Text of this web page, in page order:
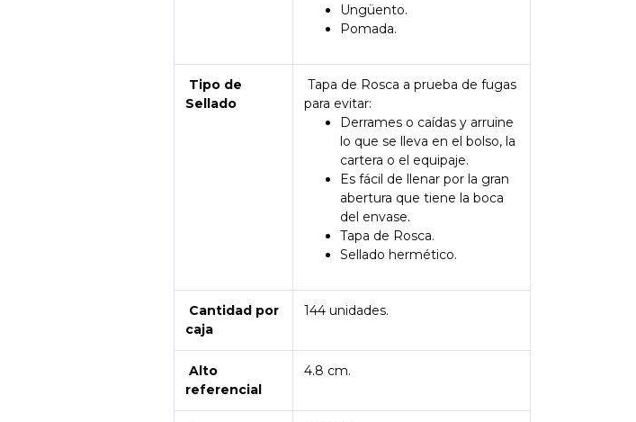
Ungüento.
Pomada.
Tipo de
Sellado
Tapa de Rosca a prueba de fugas
para evitar:
Derrames o caídas y arruine
lo que se lleva en el bolso, la
cartera o el equipaje.
Es fácil de llenar por la gran
abertura que tiene la boca
del envase.
Tapa de Rosca.
Sellado hermético.
Cantidad por
caja
144 unidades.
Alto
referencial
4.8 cm.